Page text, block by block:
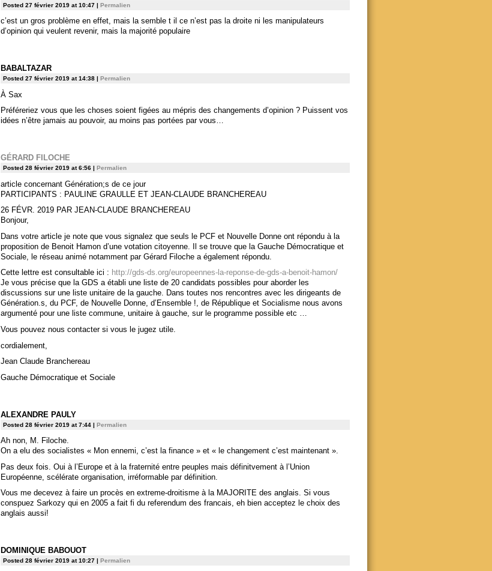
Posted 27 février 2019 at 10:47 | Permalien
c’est un gros problème en effet, mais la semble t il ce n’est pas la droite ni les manipulateurs
d’opinion qui veulent revenir, mais la majorité populaire
BABALTAZAR
Posted 27 février 2019 at 14:38 | Permalien
À Sax
Préféreriez vous que les choses soient figées au mépris des changements d’opinion ? Puissent vos
idées n’être jamais au pouvoir, au moins pas portées par vous…
GÉRARD FILOCHE
Posted 28 février 2019 at 6:56 | Permalien
article concernant Génération;s de ce jour
PARTICIPANTS : PAULINE GRAULLE ET JEAN-CLAUDE BRANCHEREAU
26 FÉVR. 2019 PAR JEAN-CLAUDE BRANCHEREAU
Bonjour,
Dans votre article je note que vous signalez que seuls le PCF et Nouvelle Donne ont répondu à la
proposition de Benoit Hamon d’une votation citoyenne. Il se trouve que la Gauche Démocratique et
Sociale, le réseau animé notamment par Gérard Filoche a également répondu.
Cette lettre est consultable ici : http://gds-ds.org/europeennes-la-reponse-de-gds-a-benoit-hamon/
Je vous précise que la GDS a établi une liste de 20 candidats possibles pour aborder les
discussions sur une liste unitaire de la gauche. Dans toutes nos rencontres avec les dirigeants de
Génération.s, du PCF, de Nouvelle Donne, d’Ensemble !, de République et Socialisme nous avons
argumenté pour une liste commune, unitaire à gauche, sur le programme possible etc …
Vous pouvez nous contacter si vous le jugez utile.
cordialement,
Jean Claude Branchereau
Gauche Démocratique et Sociale
ALEXANDRE PAULY
Posted 28 février 2019 at 7:44 | Permalien
Ah non, M. Filoche.
On a elu des socialistes « Mon ennemi, c’est la finance » et « le changement c’est maintenant ».
Pas deux fois. Oui à l’Europe et à la fraternité entre peuples mais définitvement à l’Union
Européenne, scélérate organisation, irréformable par définition.
Vous me decevez à faire un procès en extreme-droitisme à la MAJORITE des anglais. Si vous
conspuez Sarkozy qui en 2005 a fait fi du referendum des francais, eh bien acceptez le choix des
anglais aussi!
DOMINIQUE BABOUOT
Posted 28 février 2019 at 10:27 | Permalien